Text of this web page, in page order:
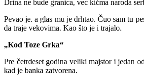
Drina ne bude granica, već kičma naroda
Pevao je. a glas mu je drhtao. Čuo sam tu
da traje vekovima. Kao što je i trajalo.
„Kod Toze Grka“
Pre četrdeset godina veliki majstor i jedan
kad je banka zatvorena.